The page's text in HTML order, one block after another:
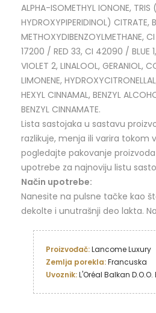
ALPHA-ISOMETHYL IONONE, TRIS
HYDROXYPIPERIDINOL) CITRATE,
METHOXYDIBENZOYLMETHANE,
17200 / RED 33, CI 42090 / BLUE
VIOLET 2, LINALOOL, GERANIOL,
LIMONENE,
HEXYL CINNAMAL, BENZYL
BENZYL CINNAMATE.
Lista sastojaka u sastavu
razlikuje, menja ili varira tokom
pogledajte pakovanje
upotrebe za najnoviju listu
Način upotrebe:
Nanesite na pulsne tačke kao
dekolte i unutrašnji deo lakta.
Proizvođač:
Zemlja porekla:
Uvoznik: L'Oréal Balkan